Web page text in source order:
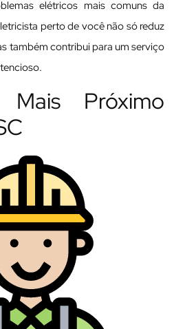
elétricos mais comuns da
perto de você não só reduz
também contribui para um serviço
Mais Próximo